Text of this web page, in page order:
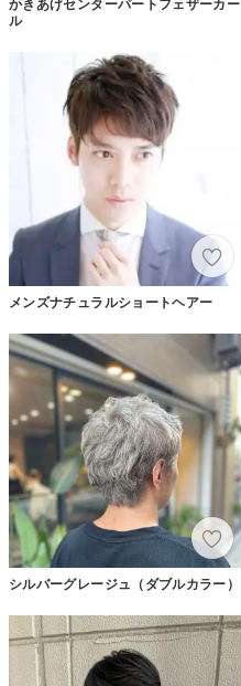
かきあげセンターパートフェザーカー
ル
メンズナチュラルショートヘアー
シルバーグレージュ（ダブルカラー）